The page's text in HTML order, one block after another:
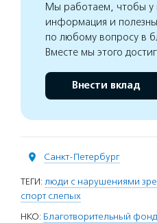
Мы работаем, чтобы у
информация и
по любому вопросу в
Вместе мы этого
Внести вклад
Санкт-Петербург
ТЕГИ: люди с нарушениями
спорт слепых
НКО: Благотворительный